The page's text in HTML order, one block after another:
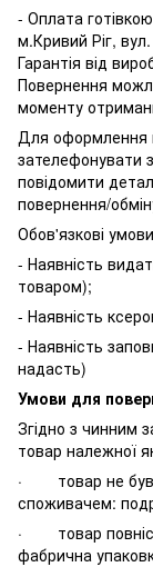
- Оплата
м.Кривий Ріг,
Гарантія від
Повернення
моменту
Для оформлення
зателефонувати
повідомити
повернення/
Обов'язкові
- Наявність
товаром);
- Наявність
- Наявність
надасть)
Умови для
Згідно з чинним
товар належної
· товар не був у
споживачем:
· товар
фабрична